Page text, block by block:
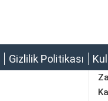
Gizlilik Politikası